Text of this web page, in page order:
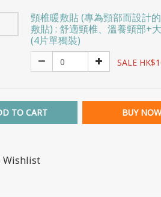
頸椎暖敷貼 (專為頸部而設計
敷貼) : 舒適頸椎、溫養頸部+
(4片單獨裝)
SALE
TO CART BUY NOW
Wishlist